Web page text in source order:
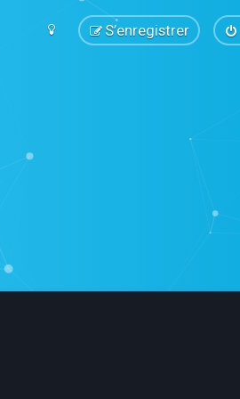
S’enregistrer